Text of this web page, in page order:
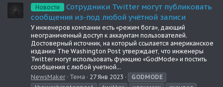
Новости
Сотрудники Twitter могут публиковать
сообщения из-под любой учётной записи
У инженеров компании есть «режим бога», дающий
неограниченный доступ к аккаунтам пользователей.
Достоверный источник, на который ссылается американское
издание The Washington Post утверждает, что инженеры
Twitter могут использовать функцию «GodMode» и постить
сообщения с любой учетной...
NewsMaker
Тема 27 Янв 2023
GODMODE